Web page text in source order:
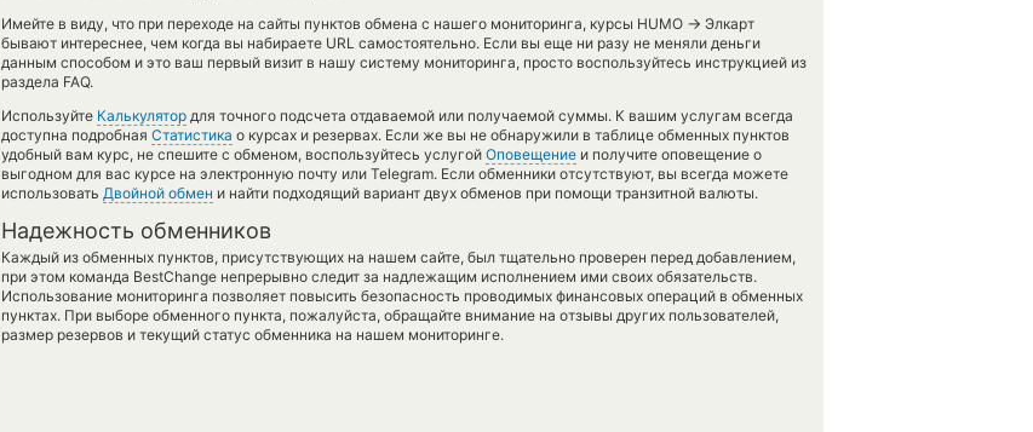
Имейте в виду, что при переходе на сайты пунктов обмена с нашего мониторинга, курсы HUMO → Элкарт
бывают интереснее, чем когда вы набираете URL самостоятельно. Если вы еще ни разу не меняли деньги
данным способом и это ваш первый визит в нашу систему мониторинга, просто воспользуйтесь инструкцией из
раздела FAQ.
Используйте Калькулятор для точного подсчета отдаваемой или получаемой суммы. К вашим услугам всегда
доступна подробная Статистика о курсах и резервах. Если же вы не обнаружили в таблице обменных пунктов
удобный вам курс, не спешите с обменом, воспользуйтесь услугой Оповещение и получите оповещение о
выгодном для вас курсе на электронную почту или Telegram. Если обменники отсутствуют, вы всегда можете
использовать Двойной обмен и найти подходящий вариант двух обменов при помощи транзитной валюты.
Надежность обменников
Каждый из обменных пунктов, присутствующих на нашем сайте, был тщательно проверен перед добавлением,
при этом команда BestChange непрерывно следит за надлежащим исполнением ими своих обязательств.
Использование мониторинга позволяет повысить безопасность проводимых финансовых операций в обменных
пунктах. При выборе обменного пункта, пожалуйста, обращайте внимание на отзывы других пользователей,
размер резервов и текущий статус обменника на нашем мониторинге.